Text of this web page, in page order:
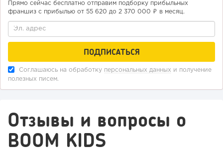
Прямо сейчас бесплатно отправим подборку прибыльных
франшиз с прибылью от 55 620 до 2 370 000 ₽ в месяц.
Соглашаюсь на обработку персональных данных и получение
полезных писем.
Отзывы и вопросы о
BOOM KIDS